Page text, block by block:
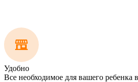
Удобно
Все необходимое для вашего ребенка